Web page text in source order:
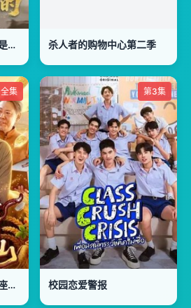
双枪美妻你别怕，哥哥是修仙的 杀人者的购物中心第二季
全集
放牛娃靠听心声寻宝整座大山
第3集
校园恋爱警报